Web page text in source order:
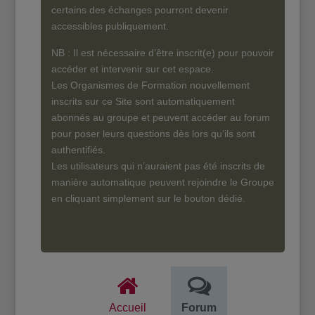
certains des échanges pourront devenir
accessibles publiquement.
NB : Il est nécessaire d’être inscrit(e) pour pouvoir
accéder et intervenir sur cet espace.
Les Organismes de Formation nouvellement
inscrits sur ce Site sont automatiquement
abonnés au groupe et peuvent accéder au forum
pour poser leurs questions dès lors qu’ils sont
authentifiés.
Les utilisateurs qui n’auraient pas été inscrits de
manière automatique peuvent rejoindre le Groupe
en cliquant simplement sur le bouton dédié.
Accueil Forum